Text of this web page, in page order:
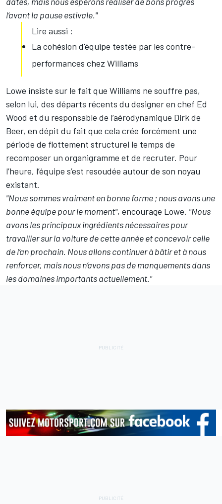
l’avant la pause estivale."
Lire aussi :
La cohésion d'équipe testée par les contre-
performances chez Williams
Lowe insiste sur le fait que Williams ne souffre pas,
selon lui, des départs récents du designer en chef Ed
Wood et du responsable de l’aérodynamique Dirk de
Beer, en dépit du fait que cela crée forcément une
période de flottement structurel le temps de
recomposer un organigramme et de recruter. Pour
l’heure, l’équipe s’est resoudée autour de son noyau
existant.
"Nous sommes vraiment en bonne forme ; nous avons une
bonne équipe pour le moment", encourage Lowe. "Nous
avons les principaux ingrédients nécessaires pour
travailler sur la voiture de cette année et concevoir celle
de l’an prochain. Nous allons continuer à bâtir et à nous
renforcer, mais nous n’avons pas de manquements dans
les domaines importants actuellement."